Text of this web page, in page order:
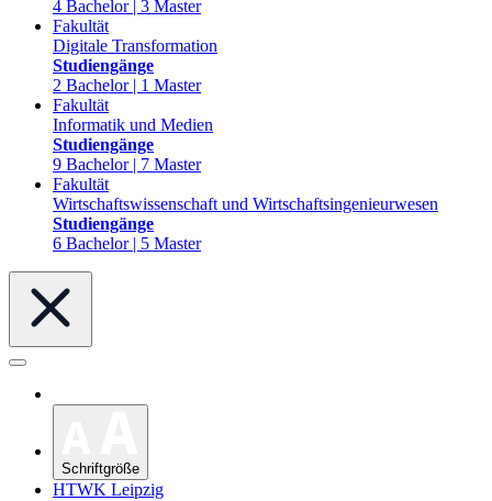
4 Bachelor | 3 Master
Fakultät
Digitale Transformation
Studiengänge
2 Bachelor | 1 Master
Fakultät
Informatik und Medien
Studiengänge
9 Bachelor | 7 Master
Fakultät
Wirtschaftswissenschaft und Wirtschaftsingenieurwesen
Studiengänge
6 Bachelor | 5 Master
Schriftgröße
HTWK Leipzig